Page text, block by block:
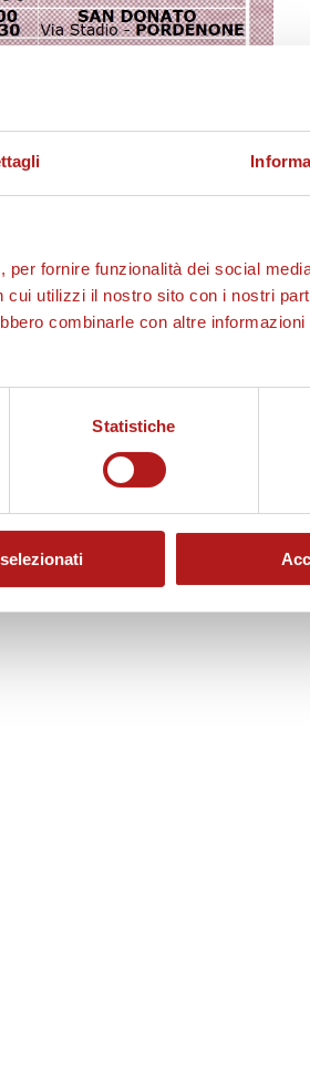
fornire funzionalità dei social
utilizzi il nostro sito con i nostri
combinarle con altre
Statistiche